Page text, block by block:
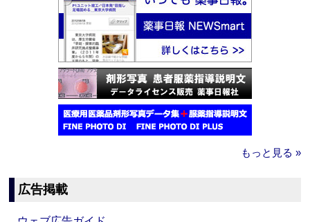
もっと見る »
広告掲載